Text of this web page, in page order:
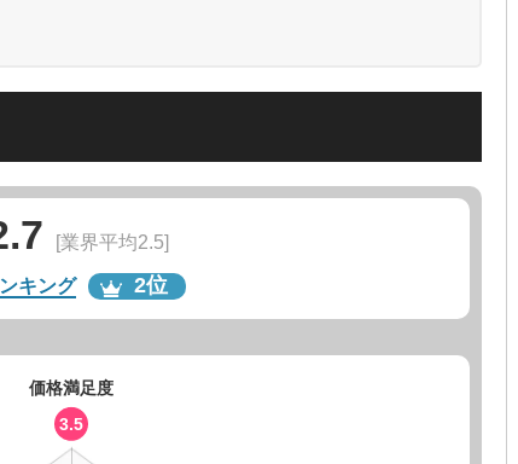
[業界平均2.5]
キング 2位
価格満足度
3.5